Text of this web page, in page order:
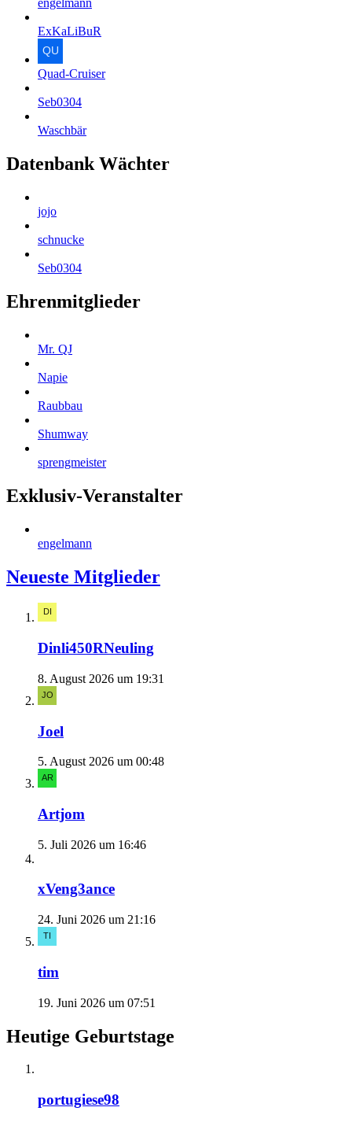
engelmann
ExKaLiBuR
Quad-Cruiser
Seb0304
Waschbär
Datenbank Wächter
jojo
schnucke
Seb0304
Ehrenmitglieder
Mr. QJ
Napie
Raubbau
Shumway
sprengmeister
Exklusiv-Veranstalter
engelmann
Neueste Mitglieder
Dinli450RNeuling
8. August 2026 um 19:31
Joel
5. August 2026 um 00:48
Artjom
5. Juli 2026 um 16:46
xVeng3ance
24. Juni 2026 um 21:16
tim
19. Juni 2026 um 07:51
Heutige Geburtstage
portugiese98